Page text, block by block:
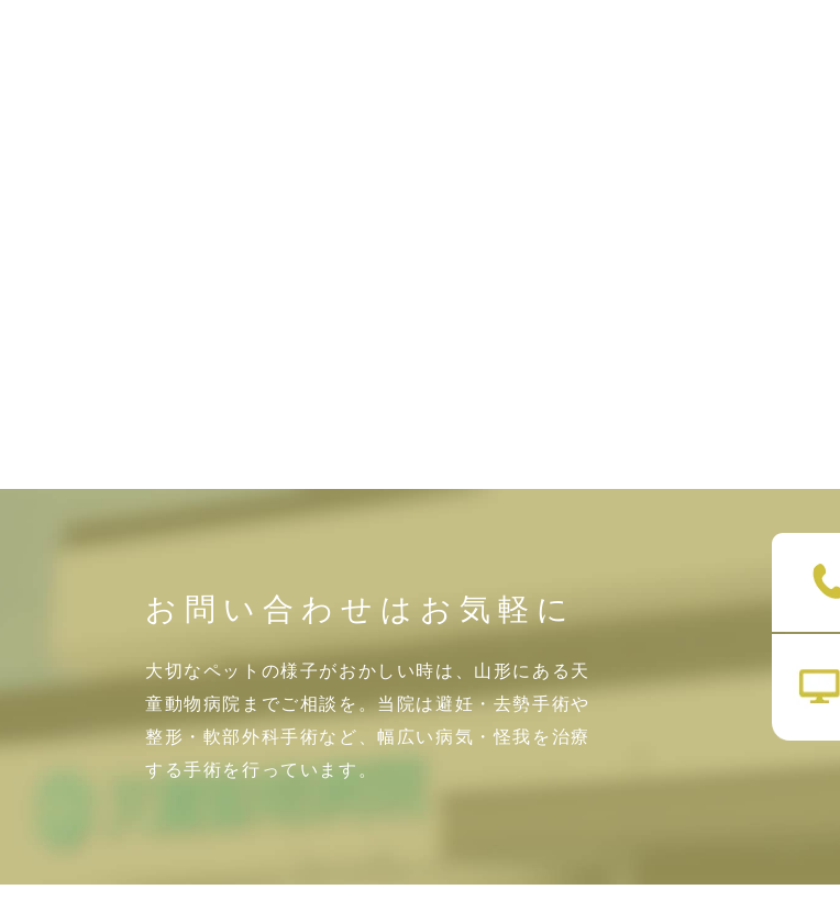
お問い合わせはお気軽に
大切なペットの様子がおかしい時は、山形にある天
童動物病院までご相談を。当院は避妊・去勢手術や
整形・軟部外科手術など、幅広い病気・怪我を治療
する手術を行っています。